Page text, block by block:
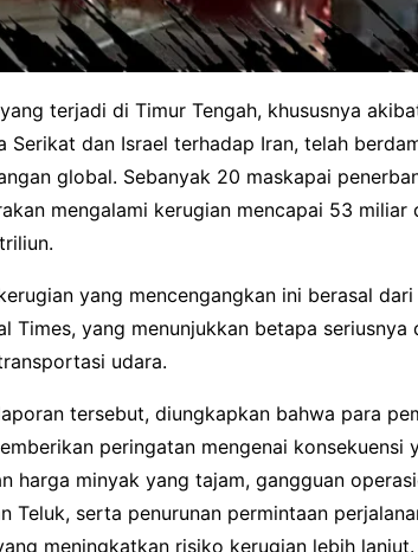
terjadi di Timur Tengah, khususnya
Serikat dan Israel terhadap Iran, telah
global. Sebanyak 20 maskapai
mengalami kerugian mencapai 53 miliar
yang mencengangkan ini berasal
Times, yang menunjukkan betapa
udara.
tersebut, diungkapkan bahwa para
peringatan mengenai konsekuensi
harga minyak yang tajam, gangguan
Teluk, serta penurunan permintaan
meningkatkan risiko kerugian lebih lanjut.